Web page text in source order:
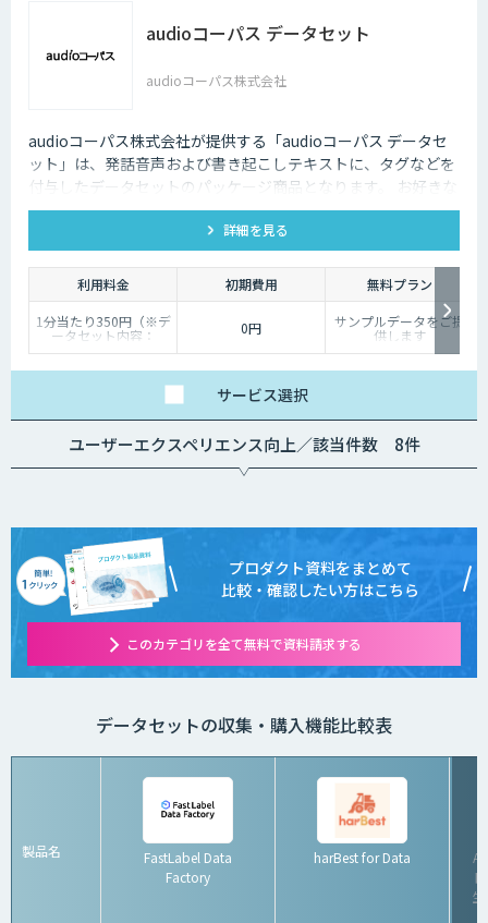
audioコーパス データセット
audioコーパス株式会社
audioコーパス株式会社が提供する「audioコーパス データセ
ット」は、発話音声および書き起こしテキストに、タグなどを
付与したデータセットのパッケージ商品となります。 お好きな
発話カテゴリよりお買い求めいただけます。
詳細を見る
利用料金 初期費用
無料プラン
1分当たり350円（※デ
ータセット内容：
wav/txt/eaf）
0円 サンプルデータをご提
供します
サービス選択
ユーザーエクスペリエンス向上／該当件数 8件
プロダクト資料をまとめて
比較・確認したい方はこちら
このカテゴリを全て無料で資料請求する
データセットの収集・購入機能比較表
製品名
FastLabel Data
Factory
harBest for Data
AI